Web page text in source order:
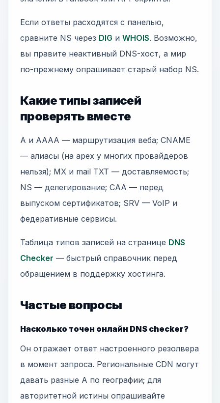
Если ответы расходятся с панелью,
сравните NS через DIG и WHOIS. Возможно,
вы правите неактивный DNS-хост, а мир
по-прежнему опрашивает старый набор NS.
Какие типы записей
проверять вместе
A и AAAA — маршрутизация веба; CNAME
— алиасы (на apex у многих провайдеров
нельзя); MX и mail TXT — доставляемость;
NS — делегирование; CAA — перед
выпуском сертификатов; SRV — VoIP и
федеративные сервисы.
Таблица типов записей на странице DNS
Checker — быстрый справочник перед
обращением в поддержку хостинга.
Частые вопросы
Насколько точен онлайн DNS checker?
Он отражает ответ настроенного резолвера
в момент запроса. Региональные CDN могут
давать разные A по географии; для
авторитетной истины опрашивайте